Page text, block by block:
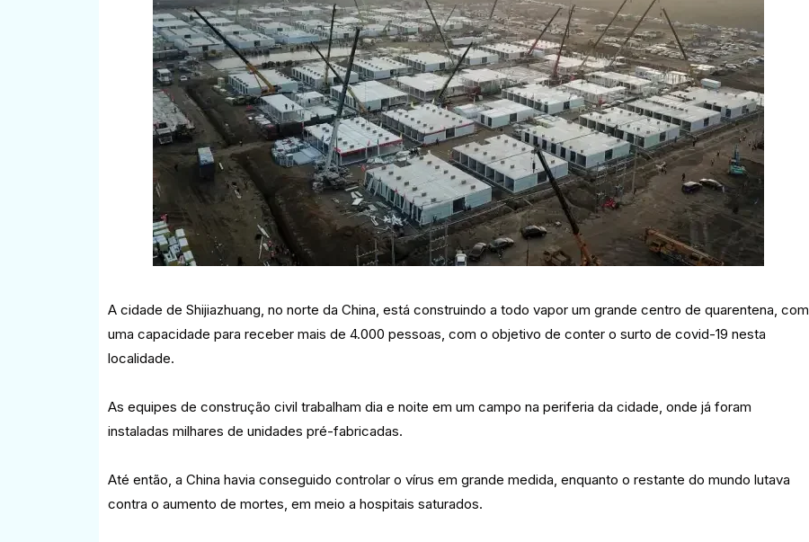
A cidade de Shijiazhuang, no norte da China, está construindo a todo vapor um grande centro de quarentena, com
uma capacidade para receber mais de 4.000 pessoas, com o objetivo de conter o surto de covid-19 nesta
localidade.
As equipes de construção civil trabalham dia e noite em um campo na periferia da cidade, onde já foram
instaladas milhares de unidades pré-fabricadas.
Até então, a China havia conseguido controlar o vírus em grande medida, enquanto o restante do mundo lutava
contra o aumento de mortes, em meio a hospitais saturados.